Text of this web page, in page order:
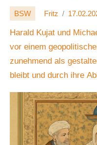
🕊️BSW Fritz
Harald Kujat und
vor einem
zunehmend als
bleibt und durch ihre